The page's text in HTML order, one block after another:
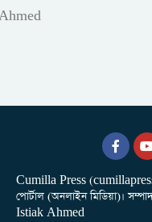
Cumilla Press
পোর্টাল (অনলাইন মিডিয়া)।
Istiak Ahmed